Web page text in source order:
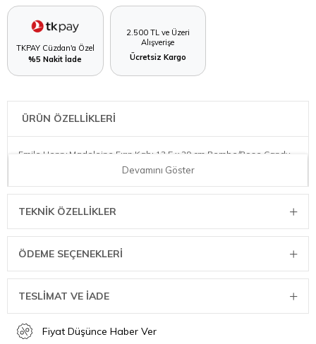
TKPAY Cüzdan'a Özel
%5 Nakit İade
2.500 TL ve Üzeri
Alışverişe
Ücretsiz Kargo
ÜRÜN ÖZELLİKLERİ
Emile Henry Madeleine Fırın Kabı 13,5 x 29 cm Pembe/Rose Candy
Devamını Göster
TEKNIK ÖZELLIKLER
ÖDEME SEÇENEKLERI
TESLİMAT VE İADE
Fiyat Düşünce Haber Ver